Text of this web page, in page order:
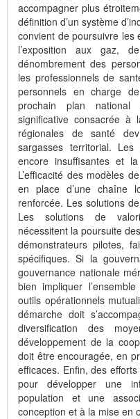
accompagner plus
définition d’un système
convient de poursuivre les
l’exposition aux gaz,
dénombrement des
les professionnels de
personnels en charge
prochain plan
significative consacrée
régionales de santé
sargasses territorial. Les
encore insuffisantes et
L’efficacité des modèles
en place d’une chaîne
renforcée. Les solutions
Les solutions de
nécessitent la poursuite
démonstrateurs pilotes,
spécifiques. Si la
gouvernance nationale
bien impliquer
outils opérationnels
démarche doit
diversification des
développement de la
doit être encouragée, en
efficaces. Enfin, des
pour développer une
population et une
conception et à la mise en